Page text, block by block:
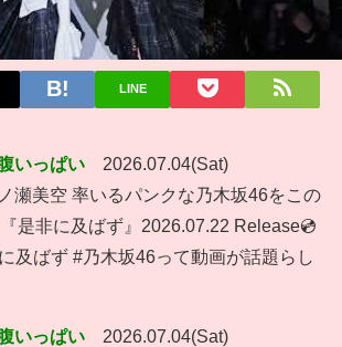
LINE
いっぱい
2026.07.04(Sat)
瀬美空 率いるパンクな乃木坂46をこの
是非に及ばず』2026.07.22 Release💿
及ばず #乃木坂46って動画が話題らし
いっぱい 2026.07.04(Sat)